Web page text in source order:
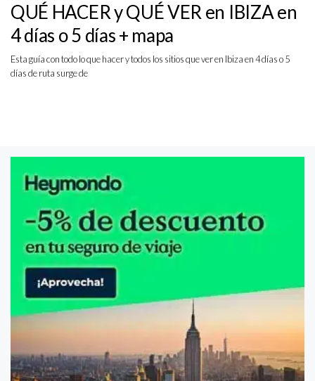
QUÉ HACER y QUÉ VER en IBIZA en
4 días o 5 días + mapa
Esta guía con todo lo que hacer y todos los sitios que ver en Ibiza en 4 días o 5
días de ruta surge de